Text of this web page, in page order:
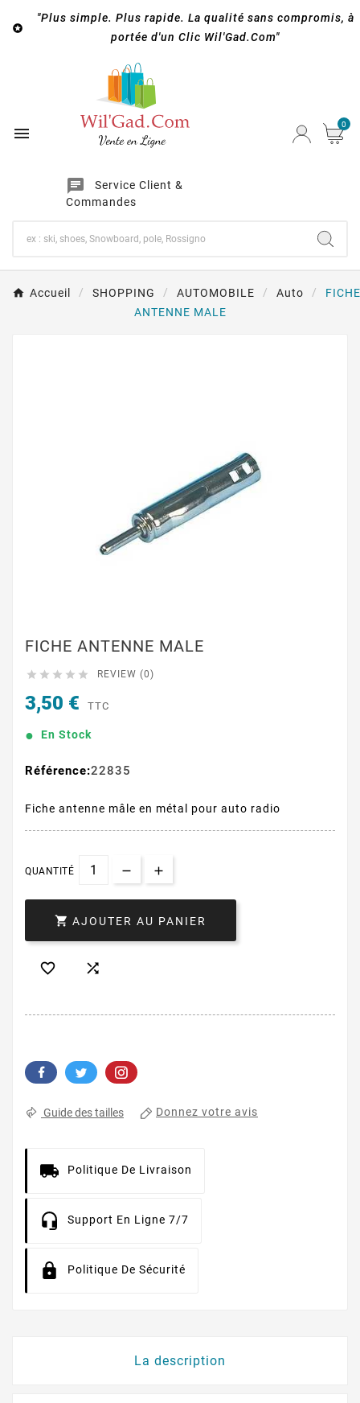

"Plus simple. Plus rapide. La qualité sans compromis, à
portée d'un Clic Wil'Gad.Com"

chat
Service Client &
Commandes
0
Accueil SHOPPING AUTOMOBILE Auto
FICHE
ANTENNE MALE
FICHE ANTENNE MALE
     REVIEW (0)
3,50 € TTC
En Stock
Référence:22835
Fiche antenne mâle en métal pour auto radio
QUANTITÉ
 AJOUTER AU PANIER
 
Guide des tailles Donnez votre avis
Politique De Livraison
Support En Ligne 7/7
Politique De Sécurité
La description